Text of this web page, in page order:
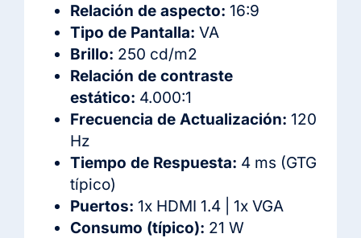
Relación de aspecto: 16:9
Tipo de Pantalla: VA
Brillo: 250 cd/m2
Relación de contraste
estático: 4.000:1
Frecuencia de Actualización: 120
Hz
Tiempo de Respuesta: 4 ms (GTG
típico)
Puertos: 1x HDMI 1.4 | 1x VGA
Consumo (típico): 21 W